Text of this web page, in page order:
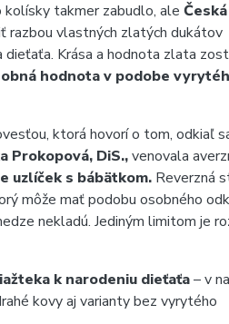
kolísky takmer zabudlo, ale Česká
razbou vlastných zlatých dukátov
Krása a hodnota zlata
hodnota v podobe
ktorá hovorí o tom, odkiaľ
Prokopová, DiS.,venovala
uzlíček s bábätkom. Reverzná
môže mať podobu osobného
nekladú. Jediným limitom je
k narodeniu dieťaťa– v
kovy aj varianty bez vyrytého